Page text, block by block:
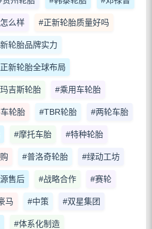
么样 #正新轮胎质量好吗
轮胎品牌实力
新轮胎全球布局
吉斯轮胎 #乘用车轮胎
轮胎 #TBR轮胎 #两轮车胎
#摩托车胎 #特种轮胎
#普洛奇轮胎 #绿动工坊
售后 #战略合作 #赛轮
马 #中策 #双星集团
#体系化制造